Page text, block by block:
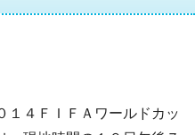
１４ＦＩＦＡワールドカッ